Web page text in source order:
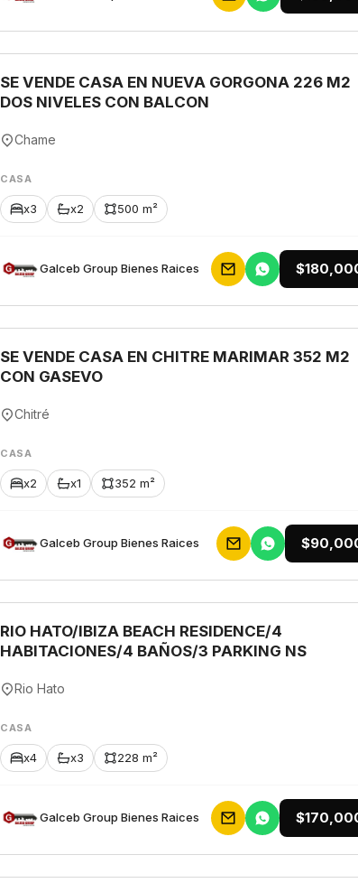
SE VENDE CASA EN NUEVA GORGONA 226 M2
DOS NIVELES CON BALCON
Chame
CASA
x3 x2 500 m²
Galceb Group Bienes Raices
SE VENDE CASA EN CHITRE MARIMAR 352 M2
CON GASEVO
Chitré
CASA
x2 x1 352 m²
Galceb Group Bienes Raices
RIO HATO/IBIZA BEACH RESIDENCE/4
HABITACIONES/4 BAÑOS/3 PARKING NS
Rio Hato
CASA
x4 x3 228 m²
Galceb Group Bienes Raices